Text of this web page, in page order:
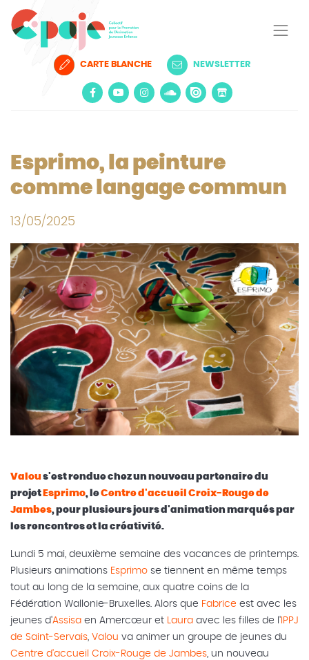
CARTE BLANCHE NEWSLETTER
Esprimo, la peinture
comme langage commun
13/05/2025
Valou s'est rendue chez un nouveau partenaire du
projet Esprimo, leCentre d'accueil Croix-Rouge de
Jambes, pour plusieurs jours d'animation marqués par
les rencontres et la créativité.
Lundi 5 mai, deuxième semaine des vacances de printemps.
Plusieurs animations Esprimo se tiennent en même temps
tout au long de la semaine, aux quatre coins de la
Fédération Wallonie-Bruxelles. Alors que Fabrice est avec les
jeunes d'Assisa en Amercœur et Laura avec les filles de l' IPPJ
de Saint-Servais, Valou va animer un groupe de jeunes du
Centre d'accueil Croix-Rouge de Jambes, un nouveau